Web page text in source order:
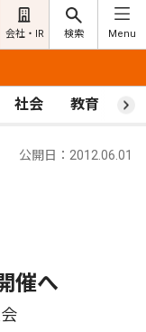
会社・IR 検索 Menu
社会 教育 ス
公開日：2012.06.01
催へ